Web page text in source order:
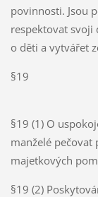
povinnosti. Jsou
respektovat svoji
o děti a vytvářet
§19
§19 (1) O
manželé pečovat
majetkových
§19 (2)